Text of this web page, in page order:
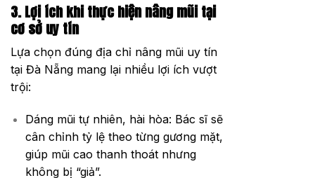
3. Lợi ích khi thực hiện nâng mũi tại
cơ sở uy tín
Lựa chọn đúng địa chỉ nâng mũi uy tín
tại Đà Nẵng mang lại nhiều lợi ích vượt
trội:
Dáng mũi tự nhiên, hài hòa: Bác sĩ sẽ
cân chỉnh tỷ lệ theo từng gương mặt,
giúp mũi cao thanh thoát nhưng
không bị “giả”.